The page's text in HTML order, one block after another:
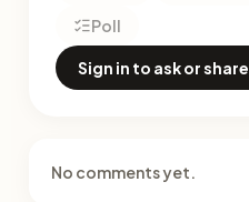
Poll
Sign in to ask or share
No comments yet.